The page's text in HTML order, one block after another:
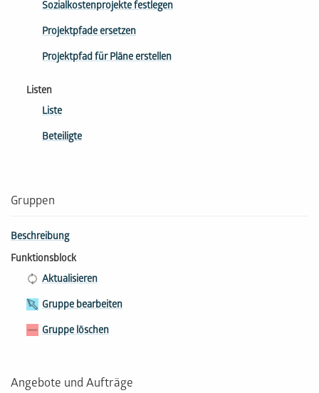
Sozialkostenprojekte festlegen
Projektpfade ersetzen
Projektpfad für Pläne erstellen
Listen
Liste
Beteiligte
Gruppen
Beschreibung
Funktionsblock
Aktualisieren
Gruppe bearbeiten
Gruppe löschen
Angebote und Aufträge